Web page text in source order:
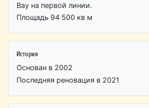
Bay на первой линии.
Площадь 94 500 кв м
История
Основан в 2002
Последняя реновация в 2021